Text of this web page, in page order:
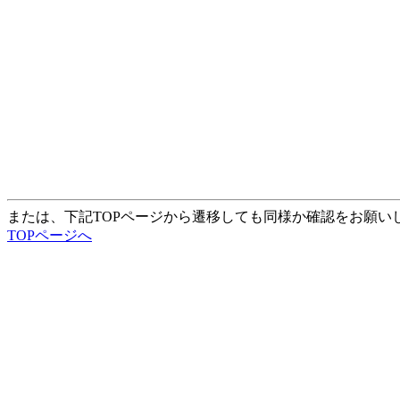
または、下記TOPページから遷移しても同様か確認をお願い
TOPページへ